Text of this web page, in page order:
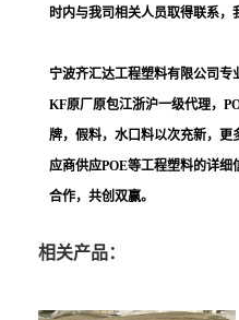
时内与我司相关人员取得联系，
宁波齐汇达工程塑料有限公司专
KF原厂原包江浙沪一级代理，
牌，假料，水口料以次充新，更
应商供应POE等工程塑料的详
合作，共创双赢。
相关产品：